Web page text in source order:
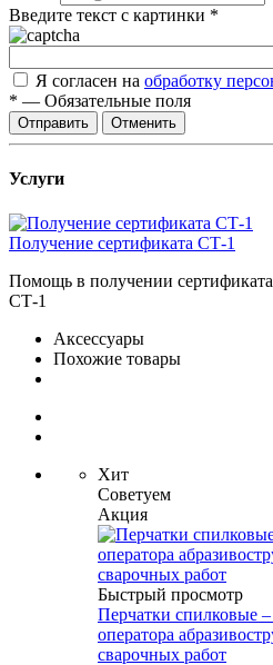
Введите текст с картинки *
Я согласен на обработку
* — Обязательные поля
Отправить Отменить
Услуги
Получение сертификата СТ-1
Помощь в получении
СТ-1
Аксессуары
Похожие товары
Хит
Советуем
Акция
Быстрый просмотр
Перчатки спилковые
оператора
сварочных работ